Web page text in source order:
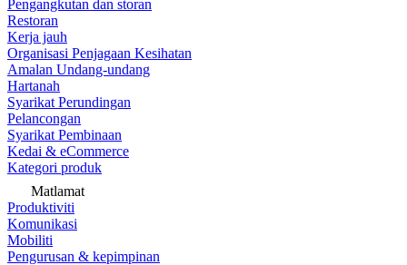
Pengangkutan dan storan
Restoran
Kerja jauh
Organisasi Penjagaan Kesihatan
Amalan Undang-undang
Hartanah
Syarikat Perundingan
Pelancongan
Syarikat Pembinaan
Kedai & eCommerce
Kategori produk
Matlamat
Produktiviti
Komunikasi
Mobiliti
Pengurusan & kepimpinan